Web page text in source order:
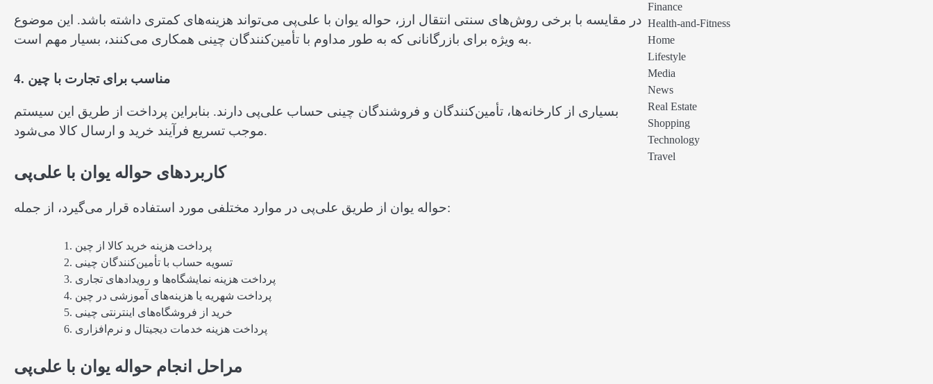
در مقایسه با برخی روش‌های سنتی انتقال ارز، حواله یوان با علی‌پی می‌تواند هزینه‌های کمتری داشته باشد. این موضوع
به ویژه برای بازرگانانی که به طور مداوم با تأمین‌کنندگان چینی همکاری می‌کنند، بسیار مهم است.
4. مناسب برای تجارت با چین
بسیاری از کارخانه‌ها، تأمین‌کنندگان و فروشندگان چینی حساب علی‌پی دارند. بنابراین پرداخت از طریق این سیستم
موجب تسریع فرآیند خرید و ارسال کالا می‌شود.
کاربردهای حواله یوان با علی‌پی
حواله یوان از طریق علی‌پی در موارد مختلفی مورد استفاده قرار می‌گیرد، از جمله:
پرداخت هزینه خرید کالا از چین
تسویه حساب با تأمین‌کنندگان چینی
پرداخت هزینه نمایشگاه‌ها و رویدادهای تجاری
پرداخت شهریه یا هزینه‌های آموزشی در چین
خرید از فروشگاه‌های اینترنتی چینی
پرداخت هزینه خدمات دیجیتال و نرم‌افزاری
مراحل انجام حواله یوان با علی‌پی
Finance
Health-and-Fitness
Home
Lifestyle
Media
News
Real Estate
Shopping
Technology
Travel